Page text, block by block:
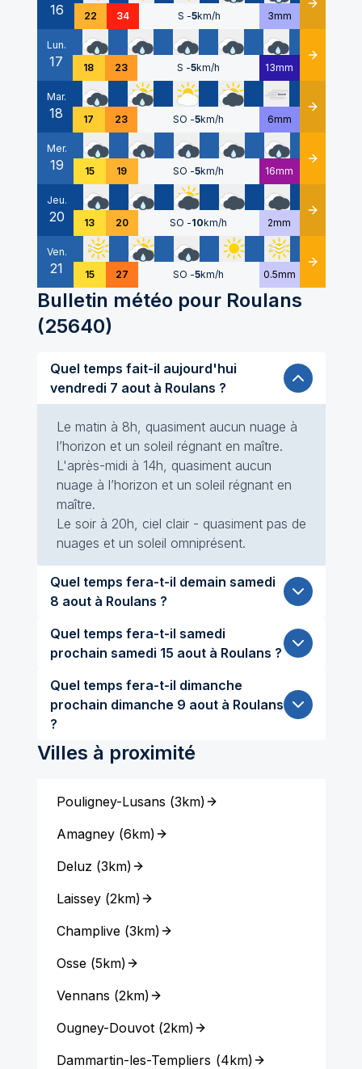
16 22 34 S -5km/h 3mm Détails
Lun.
17 18 23 S -5km/h 13mm Détails
Mar.
18 17 23 SO -5km/h 6mm Détails
Mer.
19 15 19 SO -5km/h 16mm Détails
Jeu.
20 13 20 SO -10km/h 2mm Détails
Ven.
21 15 27 SO -5km/h 0.5mm Détails
Bulletin météo pour Roulans
(25640)
Quel temps fait-il aujourd'hui
vendredi 7 aout à Roulans ?
Le matin à 8h, quasiment aucun nuage à
l’horizon et un soleil régnant en maître.
L'après-midi à 14h, quasiment aucun
nuage à l’horizon et un soleil régnant en
maître.
Le soir à 20h, ciel clair - quasiment pas de
nuages et un soleil omniprésent.
Quel temps fera-t-il demain samedi
8 aout à Roulans ?
Quel temps fera-t-il samedi
prochain samedi 15 aout à Roulans ?
Quel temps fera-t-il dimanche
prochain dimanche 9 aout à Roulans
?
Villes à proximité
Pouligney-Lusans (3km)
Amagney(6km)
Deluz (3km)
Laissey(2km)
Champlive(3km)
Osse(5km)
Vennans (2km)
Ougney-Douvot(2km)
Dammartin-les-Templiers (4km)